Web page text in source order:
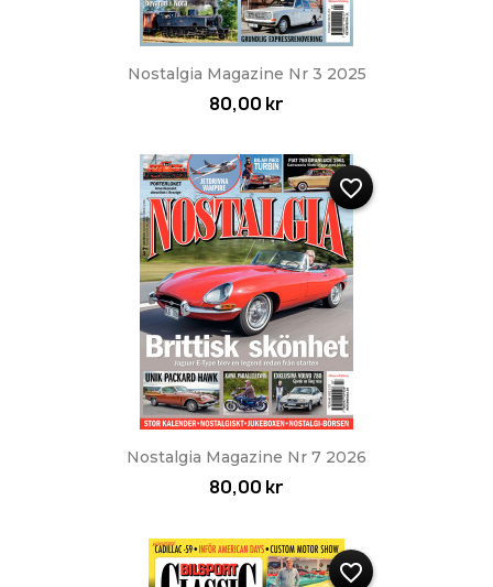
Nostalgia Magazine Nr 3 2025
80,00 kr
Nostalgia Magazine Nr 7 2026
80,00 kr
favorite_border
favorite_border